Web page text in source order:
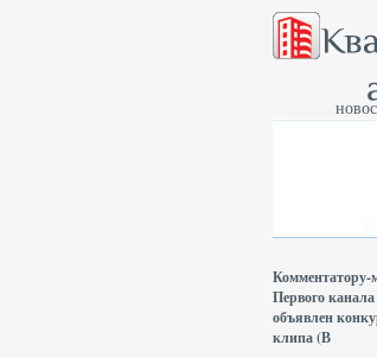
Первого
объявлен
клипа (В